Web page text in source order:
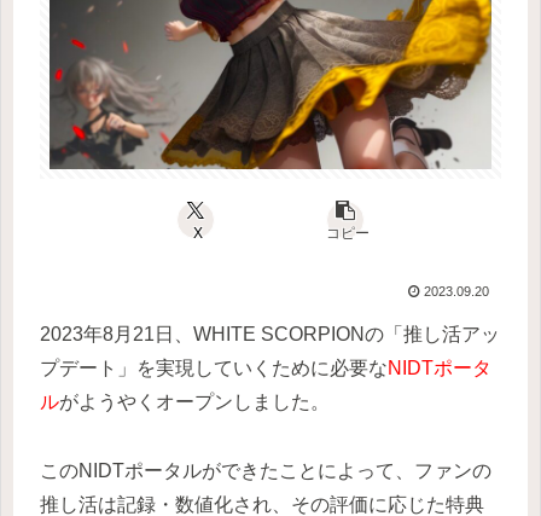
X コピー
2023.09.20
2023年8月21日、WHITE SCORPIONの「推し活アッ
プデート」を実現していくために必要なNIDTポータ
ルがようやくオープンしました。
このNIDTポータルができたことによって、ファンの
推し活は記録・数値化され、その評価に応じた特典